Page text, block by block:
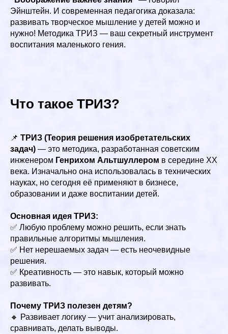
Эйнштейн. И современная педагогика доказала:
развивать творческое мышление у детей можно и
нужно! Методика ТРИЗ — ваш секретный инструмент
воспитания маленького гения.
Что такое ТРИЗ?
📌 ТРИЗ (Теория решения изобретательских
задач) — это методика, разработанная советским
инженером Генрихом Альтшуллером в середине XX
века. Изначально она использовалась в технических
науках, но сегодня её применяют в бизнесе,
образовании и даже воспитании детей.
Основная идея ТРИЗ:
✅ Любую проблему можно решить, если знать
правильные алгоритмы мышления.
✅ Нет нерешаемых задач — есть неочевидные
решения.
✅ Креативность — это навык, который можно
развивать.
Почему ТРИЗ полезен детям?
🔸 Развивает логику — учит анализировать,
сравнивать, делать выводы.